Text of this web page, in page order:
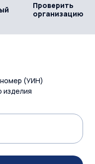
Проверить
организацию
(УИН)
изделия